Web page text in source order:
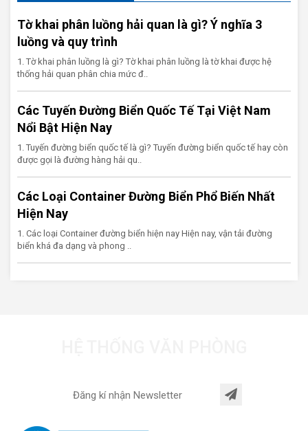
Tờ khai phân luồng hải quan là gì? Ý nghĩa 3
luồng và quy trình
1. Tờ khai phân luồng là gì? Tờ khai phân luồng là tờ khai được hệ
thống hải quan phân chia mức đ..
Các Tuyến Đường Biển Quốc Tế Tại Việt Nam
Nổi Bật Hiện Nay
1. Tuyến đường biển quốc tế là gì? Tuyến đường biển quốc tế hay còn
được gọi là đường hàng hải qu..
Các Loại Container Đường Biển Phổ Biến Nhất
Hiện Nay
1. Các loại Container đường biển hiện nay Hiện nay, vận tải đường
biển khá đa dạng và phong ..